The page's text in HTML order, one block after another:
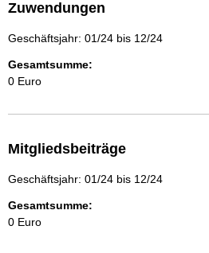
Zuwendungen
Geschäftsjahr: 01/24 bis 12/24
Gesamtsumme:
0 Euro
Mitgliedsbeiträge
Geschäftsjahr: 01/24 bis 12/24
Gesamtsumme:
0 Euro